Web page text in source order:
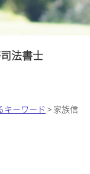
法書士
キーワード > 家族信